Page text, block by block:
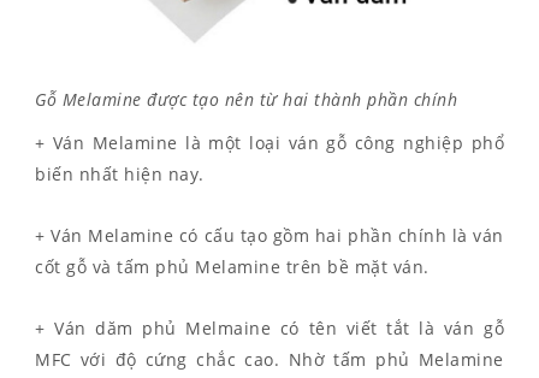
Gỗ Melamine được tạo nên từ hai thành phần chính
+ Ván Melamine là một loại ván gỗ công nghiệp phổ
biến nhất hiện nay.
+ Ván Melamine có cấu tạo gồm hai phần chính là ván
cốt gỗ và tấm phủ Melamine trên bề mặt ván.
+ Ván dăm phủ Melmaine có tên viết tắt là ván gỗ
MFC với độ cứng chắc cao. Nhờ tấm phủ Melamine